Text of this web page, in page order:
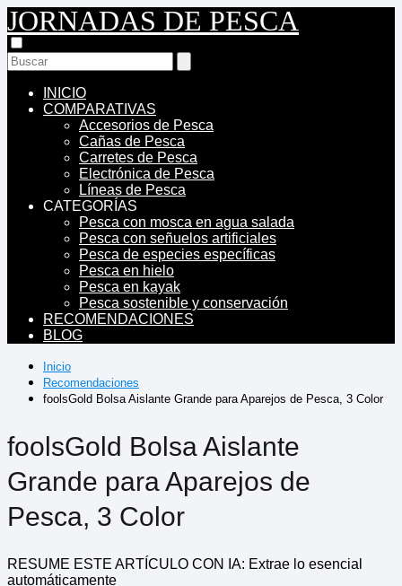
JORNADAS DE PESCA
INICIO
COMPARATIVAS
Accesorios de Pesca
Cañas de Pesca
Carretes de Pesca
Electrónica de Pesca
Líneas de Pesca
CATEGORÍAS
Pesca con mosca en agua salada
Pesca con señuelos artificiales
Pesca de especies específicas
Pesca en hielo
Pesca en kayak
Pesca sostenible y conservación
RECOMENDACIONES
BLOG
Inicio
Recomendaciones
foolsGold Bolsa Aislante Grande para Aparejos de Pesca, 3 Color
foolsGold Bolsa Aislante
Grande para Aparejos de
Pesca, 3 Color
RESUME ESTE ARTÍCULO CON IA: Extrae lo esencial
automáticamente